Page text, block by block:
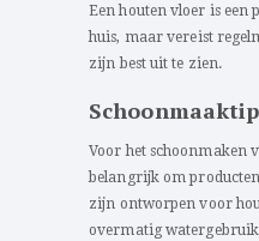
Een houten vloer is een
huis, maar vereist
zijn best uit te zien.
Voor het schoonmaken
belangrijk om
zijn ontworpen voor
overmatig